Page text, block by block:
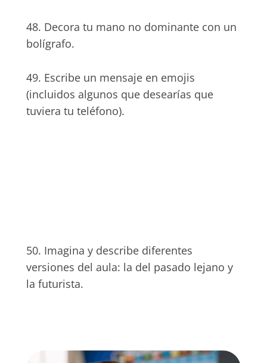
48. Decora tu mano no dominante con un
bolígrafo.
49. Escribe un mensaje en emojis
(incluidos algunos que desearías que
tuviera tu teléfono).
50. Imagina y describe diferentes
versiones del aula: la del pasado lejano y
la futurista.